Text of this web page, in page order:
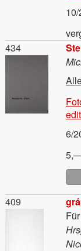
Material
434
6/
Material
409